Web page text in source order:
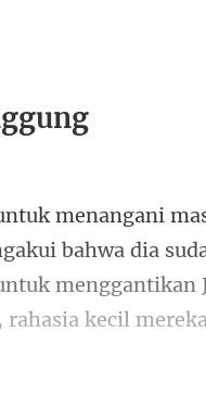
bahwa dia
meng